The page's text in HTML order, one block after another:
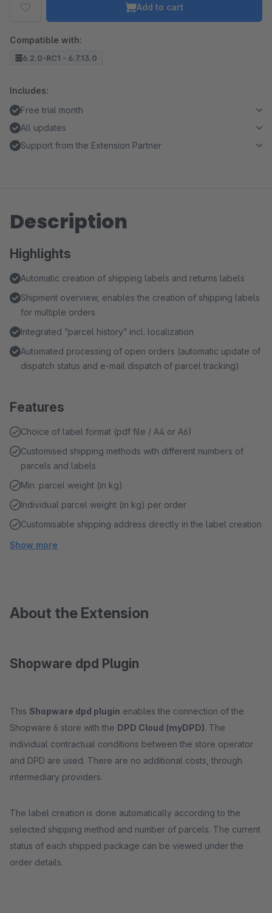
Add to cart
Compatible with:
6.2.0-RC1 - 6.7.13.0
Includes:
Free trial month
All updates
Support from the Extension Partner
Description
Highlights
Automatic creation of shipping labels and returns labels
Shipment overview, enables the creation of shipping labels
for multiple orders
Integrated “parcel history” incl. localization
Automated processing of open orders (automatic update of
dispatch status and e-mail dispatch of parcel tracking)
Features
Choice of label format (pdf file / A4 or A6)
Customised shipping methods with different numbers of
parcels and labels
Min. parcel weight (in kg)
Individual parcel weight (in kg) per order
Customisable shipping address directly in the label creation
Show more
About the Extension
Shopware dpd Plugin
This Shopware dpd plugin enables the connection of the
Shopware 6 store with the DPD Cloud (myDPD). The
individual contractual conditions between the store operator
and DPD are used. There are no additional costs, through
intermediary providers.
The label creation is done automatically according to the
selected shipping method and number of parcels. The current
status of each shipped package can be viewed under the
order details.